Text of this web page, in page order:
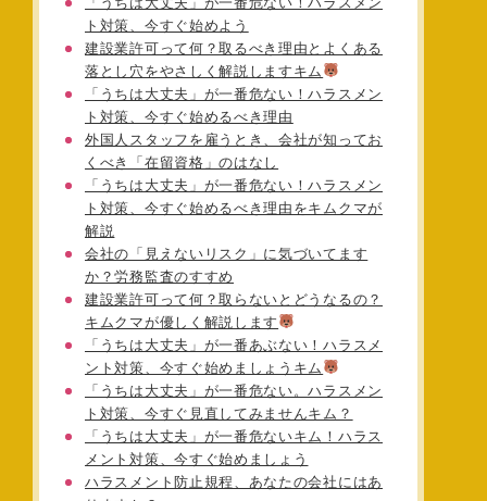
ト対策、今すぐ始めよう
建設業許可って何？取るべき理由とよくある
落とし穴をやさしく解説しますキム
「うちは大丈夫」が一番危ない！ハラスメン
ト対策、今すぐ始めるべき理由
外国人スタッフを雇うとき、会社が知ってお
くべき「在留資格」のはなし
「うちは大丈夫」が一番危ない！ハラスメン
ト対策、今すぐ始めるべき理由をキムクマが
解説
会社の「見えないリスク」に気づいてます
か？労務監査のすすめ
建設業許可って何？取らないとどうなるの？
キムクマが優しく解説します
「うちは大丈夫」が一番あぶない！ハラスメ
ント対策、今すぐ始めましょうキム
「うちは大丈夫」が一番危ない。ハラスメン
ト対策、今すぐ見直してみませんキム？
「うちは大丈夫」が一番危ないキム！ハラス
メント対策、今すぐ始めましょう
ハラスメント防止規程、あなたの会社にはあ